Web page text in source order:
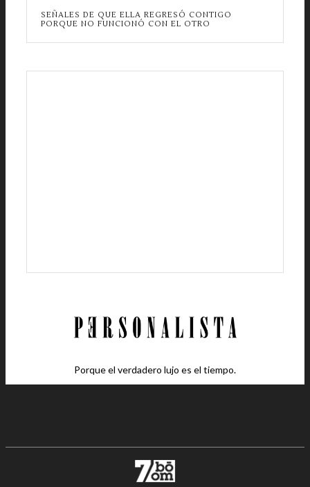
SEÑALES DE QUE ELLA REGRESÓ CONTIGO
PORQUE NO FUNCIONÓ CON EL OTRO
Porque el verdadero lujo es el tiempo.